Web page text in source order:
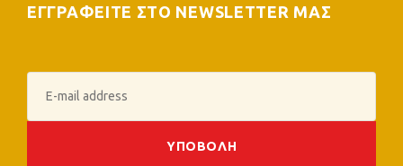
ΕΓΓΡΑΦΕΙΤΕ ΣΤΟ NEWSLETTER ΜΑΣ